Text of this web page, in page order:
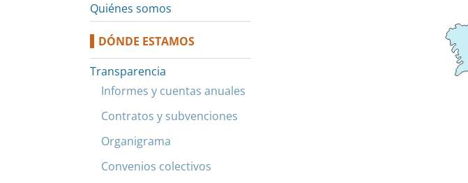
Quiénes somos
DÓNDE ESTAMOS
Transparencia
Informes y cuentas anuales
Contratos y subvenciones
Organigrama
Convenios colectivos